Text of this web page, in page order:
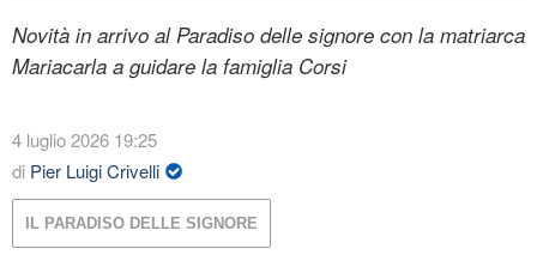
Novità in arrivo al Paradiso delle signore con la matriarca
Mariacarla a guidare la famiglia Corsi
4 luglio 2026 19:25
di Pier Luigi Crivelli
IL PARADISO DELLE SIGNORE